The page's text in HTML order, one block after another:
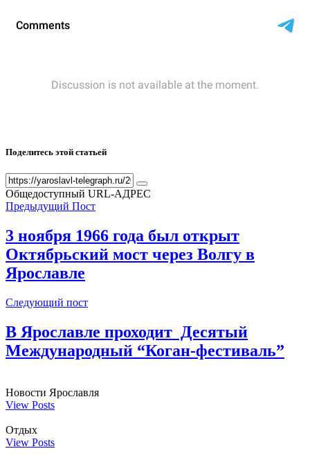
Поделитесь этой статьей
Общедоступный URL-АДРЕС
Предыдущий Пост
3 ноября 1966 года был открыт
Октябрьский мост через Волгу в
Ярославле
Следующий пост
В Ярославле проходит Десятый
Международный “Коган-фестиваль”
Новости Ярославля
View Posts
Отдых
View Posts